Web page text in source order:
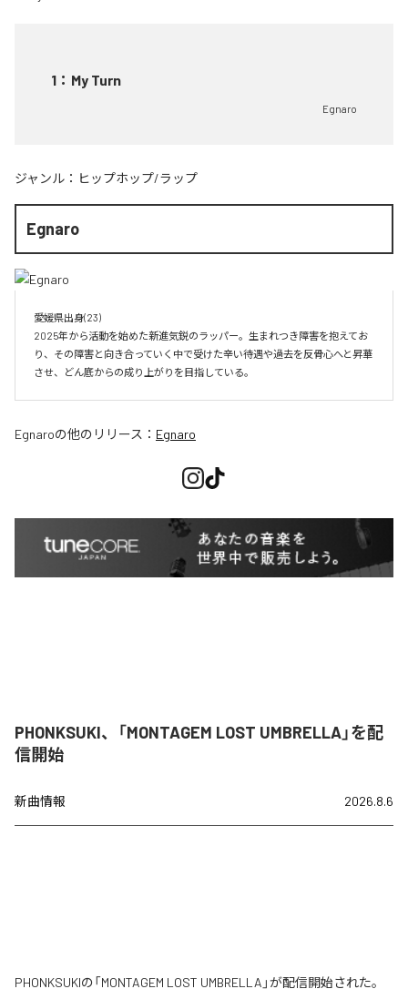
1 ： My Turn
Egnaro
ジャンル： ヒップホップ/ラップ
Egnaro
愛媛県出身(23)
2025年から活動を始めた新進気鋭のラッパー。生まれつき障害を抱えてお
り、その障害と向き合っていく中で受けた辛い待遇や過去を反骨心へと昇華
させ、どん底からの成り上がりを目指している。
Egnaroの他のリリース： Egnaro
PHONKSUKI、「MONTAGEM LOST UMBRELLA」を配
信開始
新曲情報 2026.8.6
PHONKSUKIの「MONTAGEM LOST UMBRELLA」が配信開始された。